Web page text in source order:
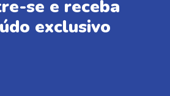
se e receba
exclusivo